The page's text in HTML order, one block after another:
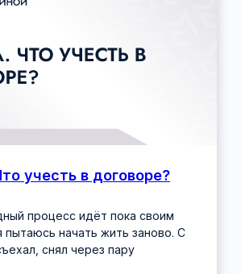
учесть в договоре?
процесс идёт пока своим
начать жить заново. С
снял через пару